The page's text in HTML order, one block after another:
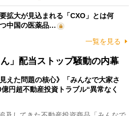
拡大が見込まれる「CXO」とは何
中国の医薬品…
一覧を見る
ん」配当ストップ騒動の内幕
見えた問題の核心》「みんなで大家さ
円超不動産投資トラブル“異常なく